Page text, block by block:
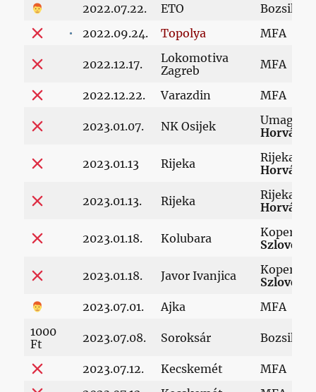
2022.07.22.
ETO
Bozsik
2022.09.24.
Topolya MFA
2022.12.17.
Lokomotiva
Zagreb
MFA
2022.12.22. Varazdin MFA
2023.01.07. NK Osijek
Umag,
2023.01.13 Rijeka
Rijeka,
2023.01.13. Rijeka
Rijeka,
2023.01.18. Kolubara
Koper,
Szlovénia
2023.01.18. Javor Ivanjica
Koper,
Szlovénia
2023.07.01.
Ajka
MFA
1000
Ft
2023.07.08. Soroksár Bozsik
2023.07.12. Kecskemét
MFA